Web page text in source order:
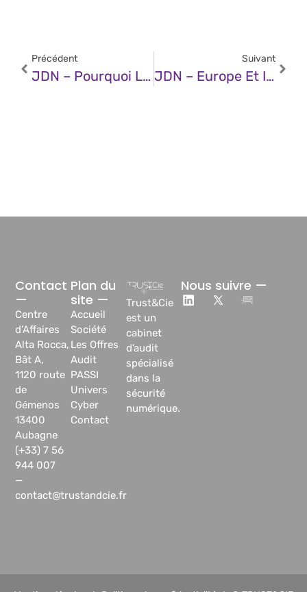
Précédent
JDN – Pourquoi Les Entreprises Réticentes À L’adoption De L’IA Risquent De Perdre Du Terrain Face À Leurs Concurrents
Suivant
JDN – Europe Et IA Industrielle Nouvelle Génération
Trust&Cie
est un
cabinet
d’audit
spécialisé
dans la
sécurité
numérique.
Plan du
site —
Accueil
Société
Les Offres
Audit
PASSI
Univers
Cyber
Contact
Contact
—
Centre
d’Affaires
Alta Rocca,
Bât A,
1120 route
de
Gémenos
13400
Aubagne
(+33) 7 56
944 007
—
contact@trustandcie.fr
Nous suivre —